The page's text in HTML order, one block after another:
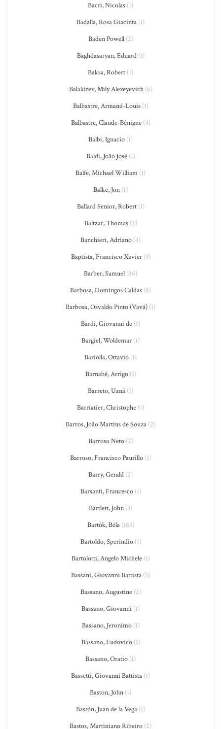
Bacri, Nicolas (1)
Badalla, Rosa Giacinta (1)
Baden Powell(2)
Baghdasaryan, Eduard(1)
Baksa, Robert (1)
Balakirev, Mily Alexeyevich(6)
Balbastre, Armand-Louis(1)
Balbastre, Claude-Bénigne(4)
Balbi, Ignacio (1)
Baldi, João José(1)
Balfe, Michael William (1)
Balke, Jon (1)
Ballard Senior, Robert(1)
Baltzar, Thomas(2)
Banchieri, Adriano (4)
Baptista, Francisco Xavier(3)
Barber, Samuel (26)
Barbosa, Domingos Caldas (8)
Barbosa, Osvaldo Pinto (Vavá) (1)
Bardi, Giovanni de (1)
Bargiel, Woldemar (1)
Bariolla, Ottavio (1)
Barnabé, Arrigo(1)
Barreto, Uaná (1)
Barriatier, Christophe (1)
Barros, João Martins de Souza (2)
Barroso Neto(2)
Barroso, Francisco Paurillo (1)
Barry, Gerald (2)
Barsanti, Francesco(1)
Bartlett, John (3)
Bartók, Béla(183)
Bartoldo, Sperindio(1)
Bartolotti, Angelo Michele(1)
Bassani, Giovanni Battista(5)
Bassano, Augustine(2)
Bassano, Giovanni (1)
Bassano, Jeronimo(1)
Bassano, Ludovico(1)
Bassano, Oratio (1)
Bassetti, Giovanni Battista (1)
Baston, John (1)
Bastón, Juan de la Vega (1)
Bastos, Martiniano Ribeiro (2)